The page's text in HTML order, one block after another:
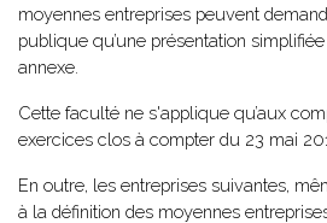
moyennes entreprises peuvent
publique qu’une présentation
annexe.
Cette faculté ne s'applique qu’aux
exercices clos à compter du 23 mai
En outre, les entreprises suivantes,
à la définition des moyennes